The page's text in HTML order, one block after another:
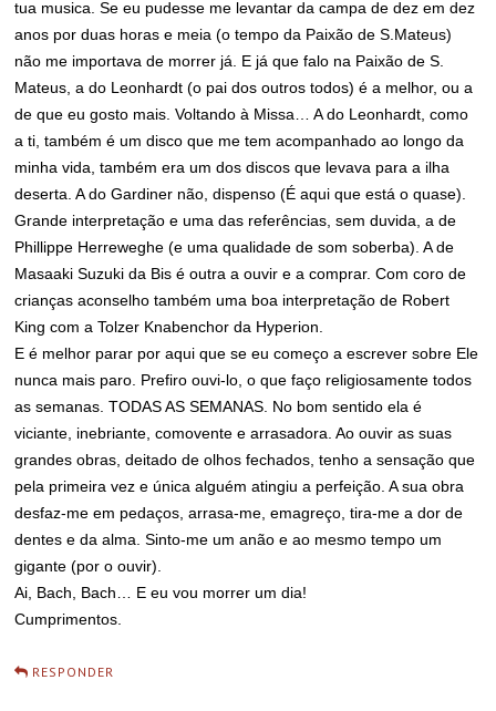
tua musica. Se eu pudesse me levantar da campa de dez em dez
anos por duas horas e meia (o tempo da Paixão de S.Mateus)
não me importava de morrer já. E já que falo na Paixão de S.
Mateus, a do Leonhardt (o pai dos outros todos) é a melhor, ou a
de que eu gosto mais. Voltando à Missa… A do Leonhardt, como
a ti, também é um disco que me tem acompanhado ao longo da
minha vida, também era um dos discos que levava para a ilha
deserta. A do Gardiner não, dispenso (É aqui que está o quase).
Grande interpretação e uma das referências, sem duvida, a de
Phillippe Herreweghe (e uma qualidade de som soberba). A de
Masaaki Suzuki da Bis é outra a ouvir e a comprar. Com coro de
crianças aconselho também uma boa interpretação de Robert
King com a Tolzer Knabenchor da Hyperion.
E é melhor parar por aqui que se eu começo a escrever sobre Ele
nunca mais paro. Prefiro ouvi-lo, o que faço religiosamente todos
as semanas. TODAS AS SEMANAS. No bom sentido ela é
viciante, inebriante, comovente e arrasadora. Ao ouvir as suas
grandes obras, deitado de olhos fechados, tenho a sensação que
pela primeira vez e única alguém atingiu a perfeição. A sua obra
desfaz-me em pedaços, arrasa-me, emagreço, tira-me a dor de
dentes e da alma. Sinto-me um anão e ao mesmo tempo um
gigante (por o ouvir).
Ai, Bach, Bach… E eu vou morrer um dia!
Cumprimentos.
RESPONDER